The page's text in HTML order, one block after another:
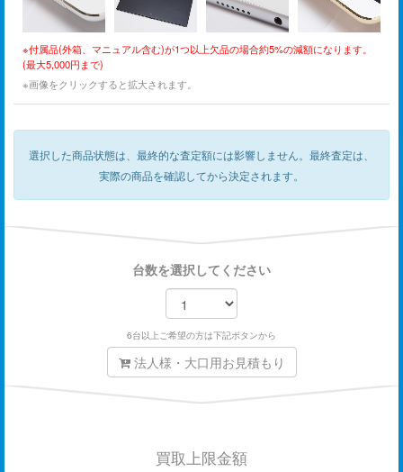
※付属品(外箱、マニュアル含む)が1つ以上欠品の場合約5%の減額になります。
(最大5,000円まで)
※画像をクリックすると拡大されます。
選択した商品状態は、最終的な査定額には影響しません。 最終査定は、
実際の商品を確認してから決定されます。
台数を選択してください
6台以上ご希望の方は下記ボタンから
法人様・大口用お見積もり
買取上限金額